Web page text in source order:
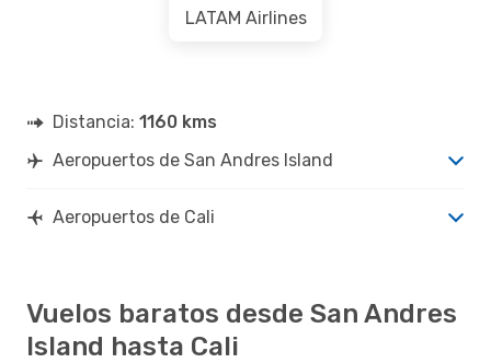
LATAM Airlines
Distancia: 1160 kms
Aeropuertos de San Andres Island
Aeropuertos de Cali
Vuelos baratos desde San Andres
Island hasta Cali